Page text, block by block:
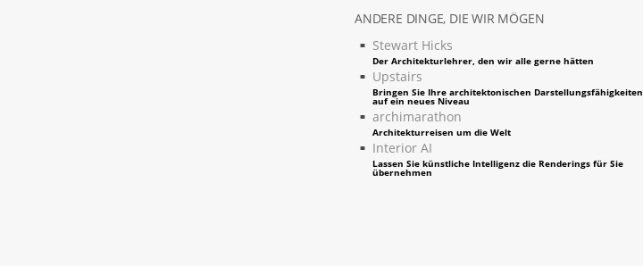
ANDERE DINGE, DIE WIR MÖGEN
Stewart Hicks
Der Architekturlehrer, den wir alle gerne hätten
Upstairs
Bringen Sie Ihre architektonischen Darstellungsfähigkeiten
auf ein neues Niveau
archimarathon
Architekturreisen um die Welt
Interior AI
Lassen Sie künstliche Intelligenz die Renderings für Sie
übernehmen